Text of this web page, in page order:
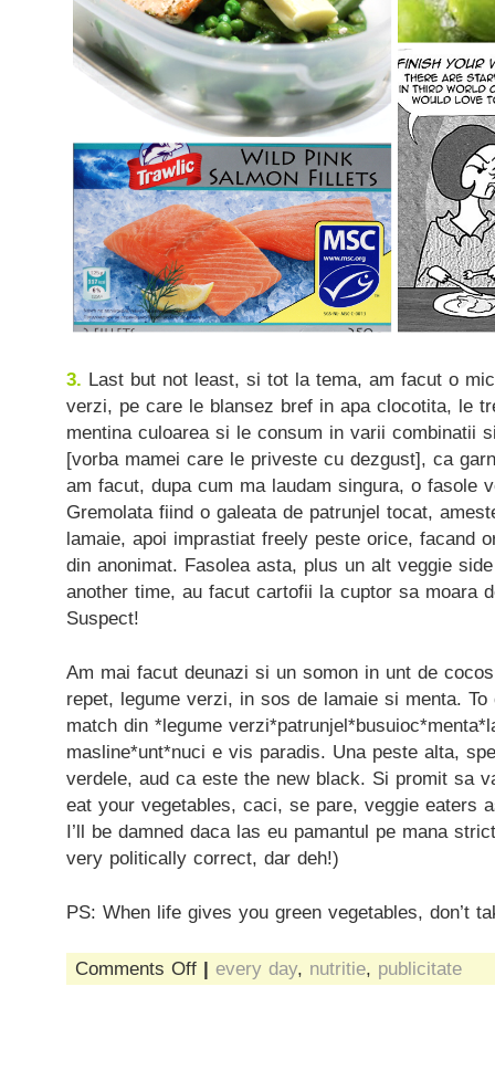
3. Last but not least, si tot la tema, am facut o
verzi, pe care le blansez bref in apa clocotita, le
mentina culoarea si le consum in varii combinatii
[vorba mamei care le priveste cu dezgust], ca
am facut, dupa cum ma laudam singura, o fasole
Gremolata fiind o galeata de patrunjel tocat,
lamaie, apoi imprastiat freely peste orice, facand
din anonimat. Fasolea asta, plus un alt veggie
another time, au facut cartofii la cuptor sa moara
Suspect!
Am mai facut deunazi si un somon in unt de
repet, legume verzi, in sos de lamaie si menta.
match din *legume
masline*unt*nuci e vis paradis. Una peste alta,
verdele, aud ca este the new black. Si promit sa
eat your vegetables, caci, se pare, veggie eaters
I’ll be damned daca las eu pamantul pe mana
very politically correct, dar deh!)
PS: When life gives you green vegetables, don’t
Comments Offon
frozen
| every day, nutritie, publicitate